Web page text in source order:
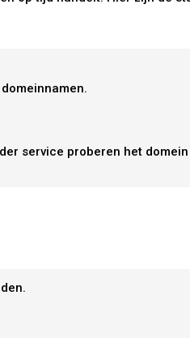
service proberen het domein